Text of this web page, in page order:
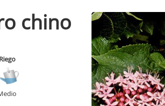
chino
Riego